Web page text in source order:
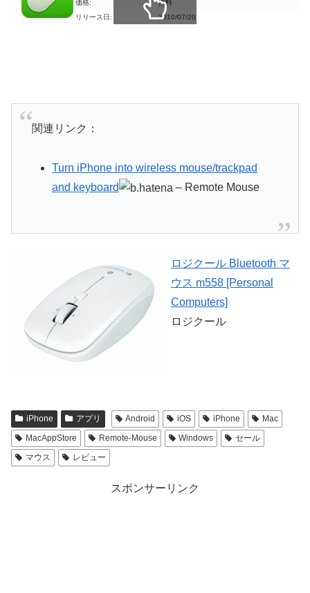
価格:
無料
リリース日:
2010/07/20
関連リンク：
Turn iPhone into wireless mouse/trackpad
and keyboard
– Remote Mouse
ロジクール Bluetooth マ
ウス m558 [Personal
Computers]
ロジクール
iPhone アプリ Android iOS iPhone
Mac
MacAppStore
Remote-Mouse Windows
セール
マウス
レビュー
スポンサーリンク